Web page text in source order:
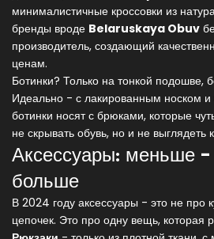
минималистичные кроссовки из
бренды вроде Belaruskaya Obuv
производитель, создающий
ценам.
Ботинки? Только на тонкой подошве,
Идеально - с лакированным носком и
ботинки носят с брюками, которые
не скрывать обувь, но и не выглядеть
Аксессуары: меньше -
больше
В 2024 году аксессуары - это не про
цепочек. Это про одну вещь, которая